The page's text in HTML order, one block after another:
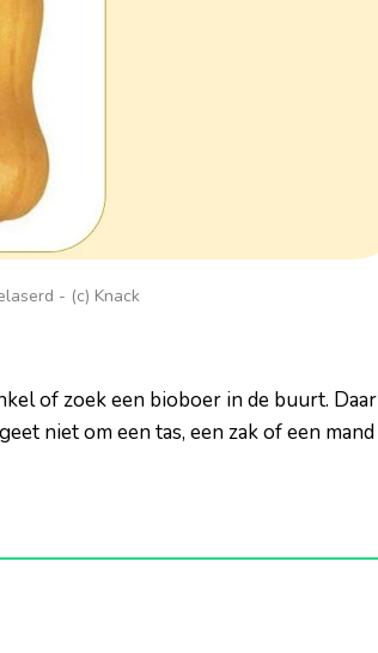
- (c) Knack
of zoek een bioboer in de buurt. Daar
niet om een tas, een zak of een mand